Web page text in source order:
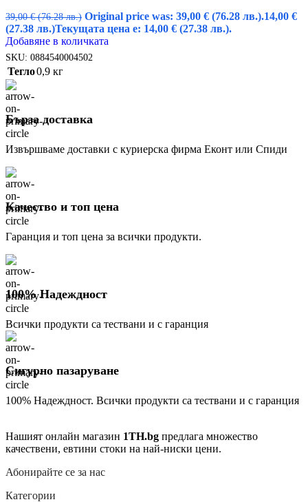
39,00€ (76.28 лв.) Original price was: 39,00 € (76.28 лв.).14,00 €
(27.38 лв.)Текущата цена е: 14,00 € (27.38 лв.).
Добавяне в количката
SKU: 0884540004502
Тегло0,9 кг
Бърза доставка
Извършваме доставки с куриерска фирма Еконт или Спиди
Качество и топ цена
Гаранция и топ цена за всички продукти.
100% Надеждност
Всички продукти са тествани и с гаранция
Сигурно пазаруване
100% Надеждност. Всички продукти са тествани и с гаранция
Нашият онлайн магазин 1TH.bg предлага множество
качествени, евтини стоки на най-ниски цени.
Абонирайте се за нас
Категории